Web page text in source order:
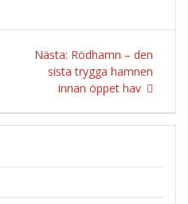
Nästa: Nästa
inlägg:
Rödhamn – den
sista trygga hamnen
innan öppet hav